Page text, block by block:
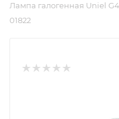
Лампа галогенная Uniel
01822